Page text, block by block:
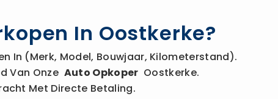
In Oostkerke?
In (merk, Model, Bouwjaar, Kilometerstand).
Van Onze Auto Opkoper Oostkerke.
Met Directe Betaling.